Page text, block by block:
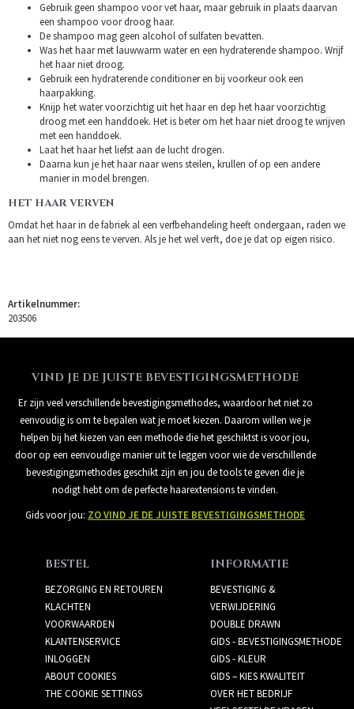
Gebruik geen shampoo voor vet haar, maar gebruik in plaats daarvan
een shampoo voor droog haar.
De shampoo mag geen alcohol of sulfaten bevatten.
Was het haar met lauwwarm water en een hydraterende shampoo. Wrijf
het haar niet droog.
Gebruik een hydraterende conditioner en bij voorkeur ook een
haarpakking.
Knijp het water voorzichtig uit het haar en dep het haar voorzichtig
droog met een handdoek. Het is beter om het haar niet droog te wrijven
met een handdoek.
Laat het haar het liefst aan de lucht drogen.
Daarna kun je het haar naar wens steilen, krullen of op een andere
manier in model brengen.
HET HAAR VERVEN
Omdat het haar in de fabriek al een verfbehandeling heeft ondergaan, raden we
aan het niet nog eens te verven. Als je het wel verft, doe je dat op eigen risico.
Artikelnummer:
203506
VIND JE DE JUISTE BEVESTIGINGSMETHODE
Er zijn veel verschillende bevestigingsmethodes, waardoor het niet zo
eenvoudig is om te bepalen wat je moet kiezen. Daarom willen we je
helpen bij het kiezen van een methode die het geschiktst is voor jou,
door op een eenvoudige manier uit te leggen voor wie de verschillende
bevestigingsmethodes geschikt zijn en jou de tools te geven die je
nodigt hebt om de perfecte haarextensions te vinden.
Gids voor jou: ZO VIND JE DE JUISTE BEVESTIGINGSMETHODE
BESTEL
BEZORGING EN RETOUREN
KLACHTEN
VOORWAARDEN
KLANTENSERVICE
INLOGGEN
ABOUT COOKIES
THE COOKIE SETTINGS
INFORMATIE
BEVESTIGING &
VERWIJDERING
DOUBLE DRAWN
GIDS - BEVESTIGINGSMETHODE
GIDS - KLEUR
GIDS – KIES KWALITEIT
OVER HET BEDRIJF